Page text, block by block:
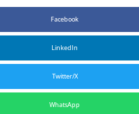
Facebook
LinkedIn
Twitter/X
WhatsApp